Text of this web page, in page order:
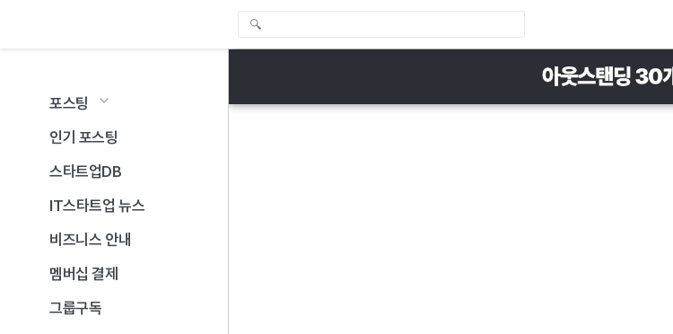
포스팅
인기 포스팅
스타트업DB
IT스타트업 뉴스
비즈니스 안내
멤버십 결제
그룹구독